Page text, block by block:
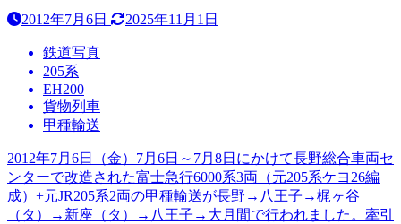
2012年7月6日 2025年11月1日
鉄道写真
205系
EH200
貨物列車
甲種輸送
2012年7月6日（金）7月6日～7月8日にかけて長野総合車両セ
ンターで改造された富士急行6000系3両（元205系ケヨ26編
成）+元JR205系2両の甲種輸送が長野→八王子→梶ヶ谷
（タ）→新座（タ）→八王子→大月間で行われました。牽引